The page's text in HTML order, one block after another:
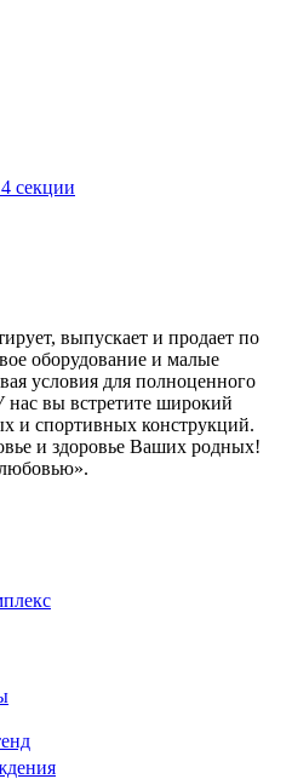
секции
выпускает и продает по
оборудование и малые
условия для полноценного
нас вы встретите широкий
и спортивных конструкций.
и здоровье Ваших родных!